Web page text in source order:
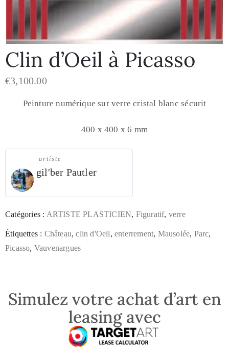
Clin d’Oeil à Picasso
€3,100.00
Peinture numérique sur verre cristal blanc sécurit
400 x 400 x 6 mm
artiste
gil'ber Pautler
Catégories : ARTISTE PLASTICIEN, Figuratif, verre
Étiquettes : Château,clin d'Oeil,enterrement, Mausolée, Parc,
Picasso, Vauvenargues
Simulez votre achat d’art en
leasing avec